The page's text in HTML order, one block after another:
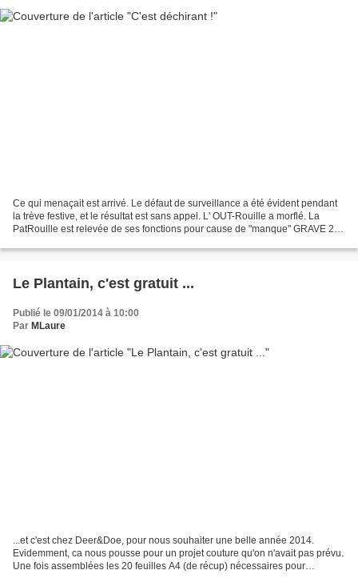
Ce qui menaçait est arrivé. Le défaut de surveillance a été évident pendant
la trève festive, et le résultat est sans appel. L' OUT-Rouille a morflé. La
PatRouille est relevée de ses fonctions pour cause de "manque" GRAVE 2
Le Plantain, c'est gratuit ...
Publié le 09/01/2014 à 10:00
Par MLaure
...et c'est chez Deer&Doe, pour nous souhaiter une belle année 2014.
Evidemment, ca nous pousse pour un projet couture qu'on n'avait pas prévu.
Une fois assemblées les 20 feuilles A4 (de récup) nécessaires pour